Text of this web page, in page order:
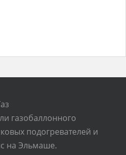
газобаллонного
подогревателей и
на Эльмаше.